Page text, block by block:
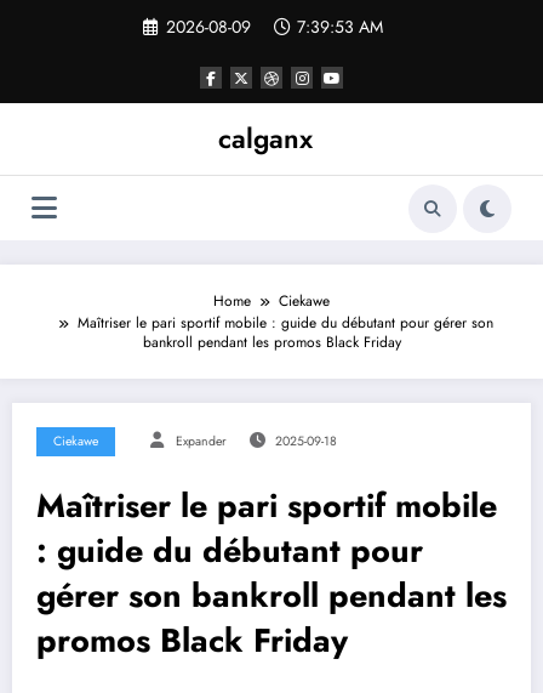
2026-08-09 7:39:54 AM
calganx
Home
Ciekawe
Maîtriser le pari sportif mobile : guide du débutant pour gérer son
bankroll pendant les promos Black Friday
Ciekawe Expander 2025-09-18
Maîtriser le pari sportif mobile
: guide du débutant pour
gérer son bankroll pendant les
promos Black Friday